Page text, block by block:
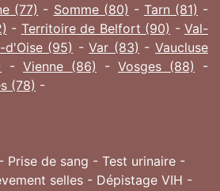
(77) - Somme (80) - Tarn (81) -
- Territoire de Belfort (90) - Val-
d'Oise (95) -Var (83) -Vaucluse
- Vienne (86) - Vosges (88) -
(78) -
Prise de sang - Test urinaire -
selles - Dépistage VIH -